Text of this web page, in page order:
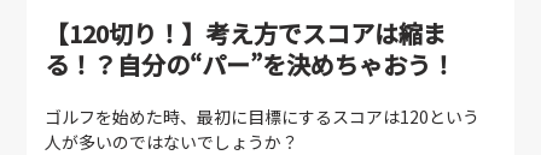
【120切り！】考え方でスコアは縮ま
る！？自分の“パー”を決めちゃおう！
ゴルフを始めた時、最初に目標にするスコアは120という
人が多いのではないでしょうか？